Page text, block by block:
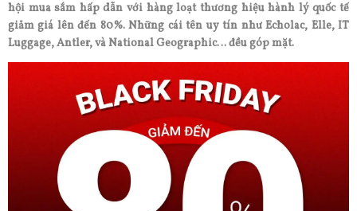
hội mua sắm hấp dẫn với hàng loạt thương hiệu hành lý quốc tế
giảm giá lên đến 80%. Những cái tên uy tín như Echolac, Elle, IT
Luggage, Antler, và National Geographic… đều góp mặt.